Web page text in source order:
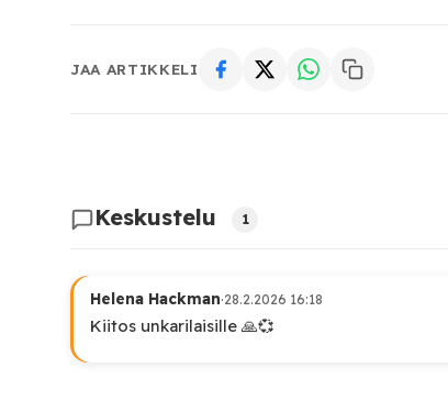
JAA ARTIKKELI
Keskustelu 1
Helena Hackman·28.2.2026 16:18
Kiitos unkarilaisille 🙏💞